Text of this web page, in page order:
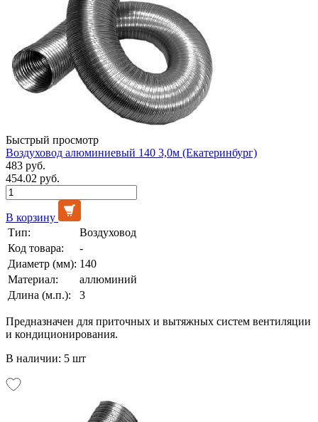
Быстрый просмотр
Воздуховод алюминиевый 140 3,0м (Екатеринбург)
483 руб.
454.02 руб.
В корзину
Тип:
Воздуховод
Код товара:
-
Диаметр (мм): 140
Материал:
аллюминий
Длина (м.п.):
3
Предназначен для приточных и вытяжных систем вентиляции
и кондиционирования.
В наличии: 5 шт